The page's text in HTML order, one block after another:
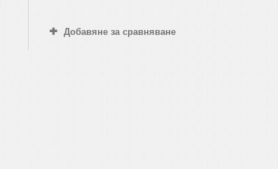
Добавяне за сравняване